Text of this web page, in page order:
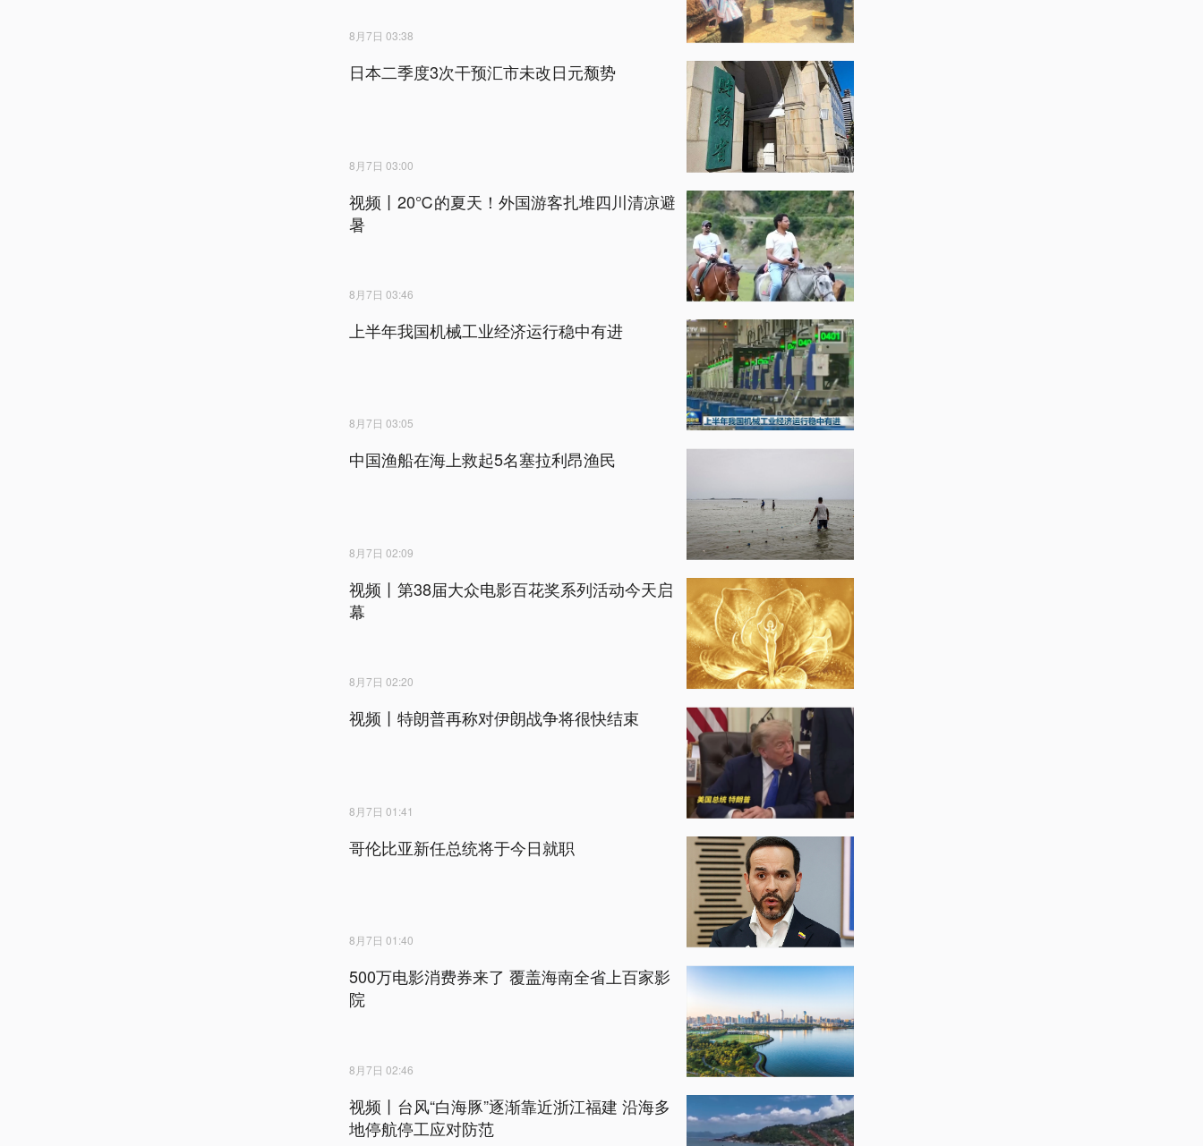
8月7日 03:38
日本二季度3次干预汇市未改日元颓势
8月7日 03:00
视频丨20℃的夏天！外国游客扎堆四川清凉避
暑
8月7日 03:46
上半年我国机械工业经济运行稳中有进
8月7日 03:05
中国渔船在海上救起5名塞拉利昂渔民
8月7日 02:09
视频丨第38届大众电影百花奖系列活动今天启
幕
8月7日 02:20
视频丨特朗普再称对伊朗战争将很快结束
8月7日 01:41
哥伦比亚新任总统将于今日就职
8月7日 01:40
500万电影消费券来了 覆盖海南全省上百家影
院
8月7日 02:46
视频丨台风“白海豚”逐渐靠近浙江福建 沿海多
地停航停工应对防范